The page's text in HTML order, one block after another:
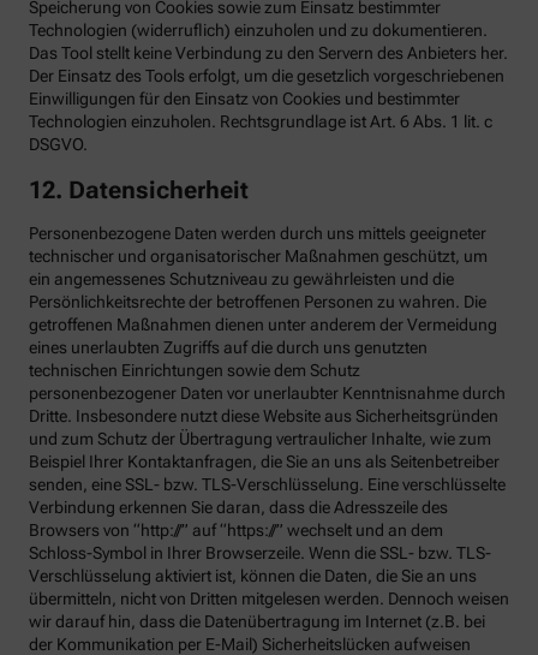
Speicherung von Cookies sowie zum Einsatz bestimmter
Technologien (widerruflich) einzuholen und zu dokumentieren.
Das Tool stellt keine Verbindung zu den Servern des Anbieters her.
Der Einsatz des Tools erfolgt, um die gesetzlich vorgeschriebenen
Einwilligungen für den Einsatz von Cookies und bestimmter
Technologien einzuholen. Rechtsgrundlage ist Art. 6 Abs. 1 lit. c
DSGVO.
12. Datensicherheit
Personenbezogene Daten werden durch uns mittels geeigneter
technischer und organisatorischer Maßnahmen geschützt, um
ein angemessenes Schutzniveau zu gewährleisten und die
Persönlichkeitsrechte der betroffenen Personen zu wahren. Die
getroffenen Maßnahmen dienen unter anderem der Vermeidung
eines unerlaubten Zugriffs auf die durch uns genutzten
technischen Einrichtungen sowie dem Schutz
personenbezogener Daten vor unerlaubter Kenntnisnahme durch
Dritte. Insbesondere nutzt diese Website aus Sicherheitsgründen
und zum Schutz der Übertragung vertraulicher Inhalte, wie zum
Beispiel Ihrer Kontaktanfragen, die Sie an uns als Seitenbetreiber
senden, eine SSL- bzw. TLS-Verschlüsselung. Eine verschlüsselte
Verbindung erkennen Sie daran, dass die Adresszeile des
Browsers von “http://” auf “https://” wechselt und an dem
Schloss-Symbol in Ihrer Browserzeile. Wenn die SSL- bzw. TLS-
Verschlüsselung aktiviert ist, können die Daten, die Sie an uns
übermitteln, nicht von Dritten mitgelesen werden. Dennoch weisen
wir darauf hin, dass die Datenübertragung im Internet (z.B. bei
der Kommunikation per E-Mail) Sicherheitslücken aufweisen